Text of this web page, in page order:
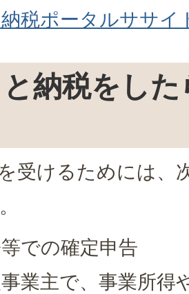
税ポータルササイ
納税をし
受けるためには、
での確定申告
事業主で、事業所